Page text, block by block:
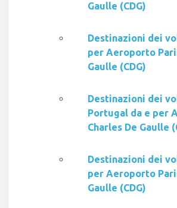
Gaulle (CDG)
Destinazioni dei
per Aeroporto
Gaulle (CDG)
Destinazioni dei
Portugal da e per
Charles De Gaulle
Destinazioni dei
per Aeroporto
Gaulle (CDG)